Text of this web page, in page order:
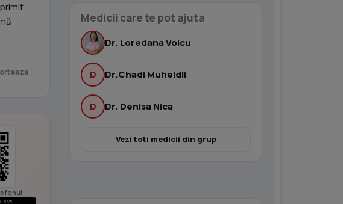
Medicii care te pot ajuta
Dr. Loredana Voicu
D Dr.Chadi Muheidli
D Dr. Denisa Nica
Vezi toti medicii din grup